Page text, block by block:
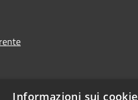
Informazioni sui cookie